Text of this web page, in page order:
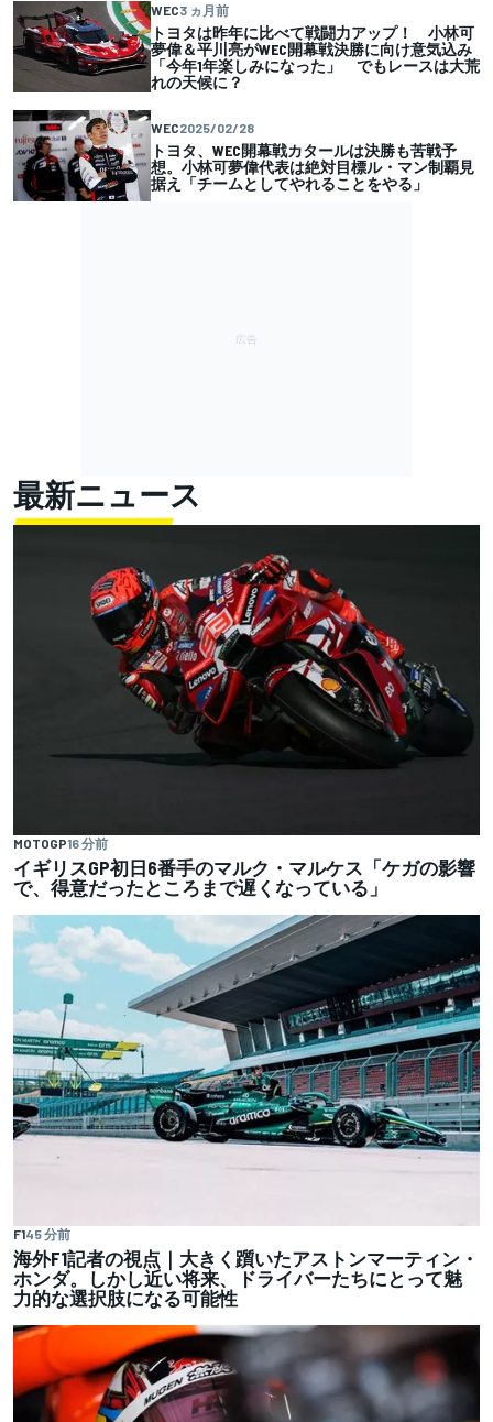
WEC3 ヵ月前
トヨタは昨年に比べて戦闘力アップ！ 小林可
夢偉＆平川亮がWEC開幕戦決勝に向け意気込み
「今年1年楽しみになった」 でもレースは大荒
れの天候に？
WEC2025/02/28
トヨタ、WEC開幕戦カタールは決勝も苦戦予
想。小林可夢偉代表は絶対目標ル・マン制覇見
据え「チームとしてやれることをやる」
最新ニュース
MOTOGP16 分前
イギリスGP初日6番手のマルク・マルケス「ケガの影響
で、得意だったところまで遅くなっている」
F145 分前
海外F1記者の視点｜大きく躓いたアストンマーティン・
ホンダ。しかし近い将来、ドライバーたちにとって魅
力的な選択肢になる可能性